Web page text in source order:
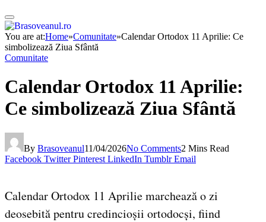
You are at:Home»Comunitate»Calendar Ortodox 11 Aprilie: Ce
simbolizează Ziua Sfântă
Comunitate
Calendar Ortodox 11 Aprilie:
Ce simbolizează Ziua Sfântă
By Brasoveanul11/04/2026No Comments2 Mins Read
Facebook Twitter Pinterest LinkedIn Tumblr Email
Calendar Ortodox 11 Aprilie marchează o zi
deosebită pentru credincioșii ortodocși, fiind